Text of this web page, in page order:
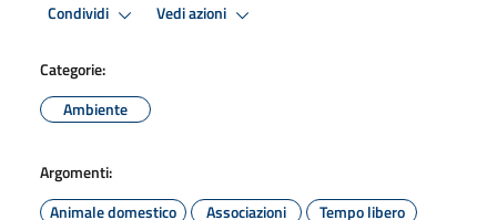
Condividi Vedi azioni
Categorie:
Ambiente
Argomenti:
Animale domestico
Associazioni Tempo libero